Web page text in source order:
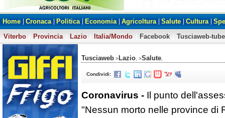
Home Cronaca Politica Economia Agricoltura Salute Cultura
Viterbo
Provincia Lazio Italia/Mondo Facebook Tusciaweb-tube
Tusciaweb >Lazio , >Salute
Condividi:
Coronavirus - Il punto
"Nessun morto nelle province di